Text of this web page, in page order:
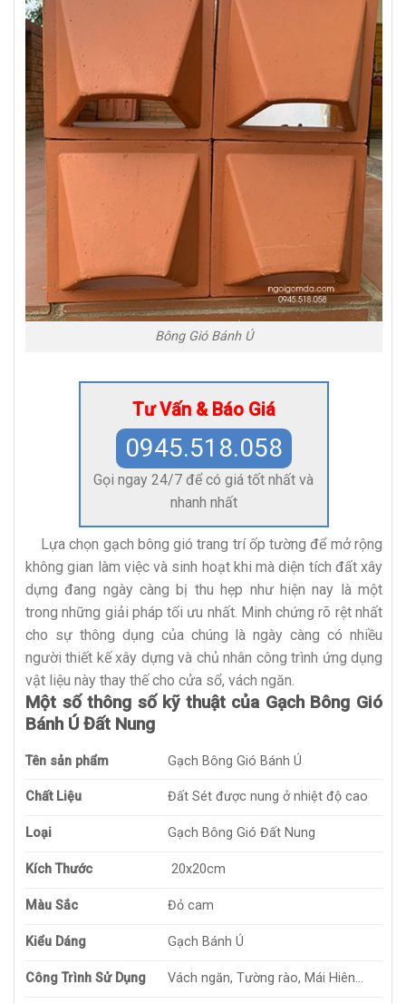
Bông Gió Bánh Ú
Tư Vấn & Báo Giá
0945.518.058
Gọi ngay 24/7 để có giá tốt nhất và
nhanh nhất
Lựa chọn gạch bông gió trang trí ốp tường để mở rộng
không gian làm việc và sinh hoạt khi mà diện tích đất xây
dựng đang ngày càng bị thu hẹp như hiện nay là một
trong những giải pháp tối ưu nhất. Minh chứng rõ rệt nhất
cho sự thông dụng của chúng là ngày càng có nhiều
người thiết kế xây dựng và chủ nhân công trình ứng dụng
vật liệu này thay thế cho cửa sổ, vách ngăn.
Một số thông số kỹ thuật của Gạch Bông Gió
Bánh Ú Đất Nung
Tên sản phẩm Gạch Bông Gió Bánh Ú
Chất Liệu Đất Sét được nung ở nhiệt độ cao
Loại Gạch Bông Gió Đất Nung
Kích Thước 20x20cm
Màu Sắc Đỏ cam
Kiểu Dáng Gạch Bánh Ú
Công Trình Sử Dụng Vách ngăn, Tường rào, Mái Hiên…